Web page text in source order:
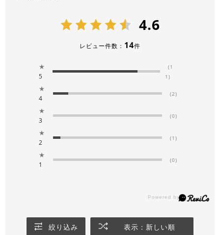
4.6
レビュー件数： 14件
★
5
(1
1)
★
4
(2)
★
3
(0)
★
2
(1)
★
1
(0)
絞り込み 表示：新しい順